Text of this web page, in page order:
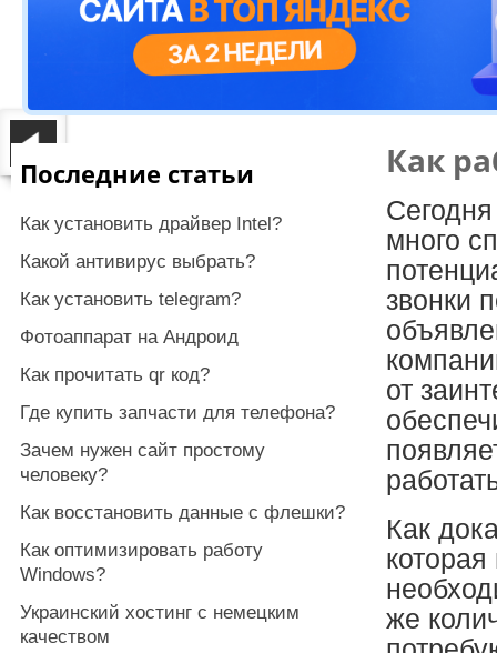
Как
много
звонки
от
Как
же
Последние статьи
Как установить драйвер Intel?
Какой антивирус выбрать?
Как установить telegram?
Фотоаппарат на Андроид
Как прочитать qr код?
Где купить запчасти для телефона?
Зачем нужен сайт простому
человеку?
Как восстановить данные с флешки?
Как оптимизировать работу
Windows?
Украинский хостинг с немецким
качеством